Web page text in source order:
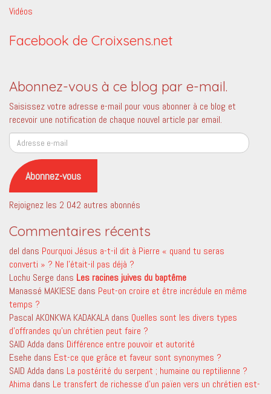
Vidéos
Facebook de Croixsens.net
Abonnez-vous à ce blog par e-mail.
Saisissez votre adresse e-mail pour vous abonner à ce blog et
recevoir une notification de chaque nouvel article par email.
Adresse
e-
mail
Abonnez-vous
Rejoignez les 2 042 autres abonnés
Commentaires récents
del dans Pourquoi Jésus a-t-il dit à Pierre « quand tu seras
converti » ? Ne l’était-il pas déjà ?
Lochu Serge dans Les racines juives du baptême
Manassé MAKIESE dans Peut-on croire et être incrédule en même
temps ?
Pascal AKONKWA KADAKALA dans Quelles sont les divers types
d’offrandes qu’un chrétien peut faire ?
SAID Adda dans Différence entre pouvoir et autorité
Esehe dans Est-ce que grâce et faveur sont synonymes ?
SAID Adda dans La postérité du serpent ; humaine ou reptilienne ?
Ahima dans Le transfert de richesse d’un païen vers un chrétien est-